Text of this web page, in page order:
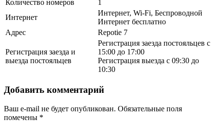
Количество номеров
1
Интернет
Интернет, Wi-Fi, Беспроводной
Интернет бесплатно
Адрес
Repotie 7
Регистрация заезда и
выезда постояльцев
Регистрация заезда постояльцев с
15:00 до 17:00
Регистрация выезда с 09:30 до
10:30
Добавить комментарий
Ваш e-mail не будет опубликован. Обязательные поля
помечены *